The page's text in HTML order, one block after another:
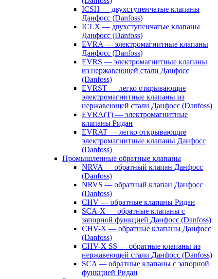
ICSH — двухступенчатые клапаны
Данфосс (Danfoss)
ICLX — двухступенчатые клапаны
Данфосс (Danfoss)
EVRA — электромагнитные клапаны
Данфосс (Danfoss)
EVRS — электромагнитные клапаны
из нержавеющей стали Данфосс
(Danfoss)
EVRST — легко открывающие
электромагнитные клапаны из
нержавеющей стали Данфосс (Danfoss)
EVRA(T) — электромагнитные
клапаны Ридан
EVRAT — легко открывающие
электромагнитные клапаны Данфосс
(Danfoss)
Промышленные обратные клапаны
NRVA — обратный клапан Данфосс
(Danfoss)
NRVS — обратный клапан Данфосс
(Danfoss)
CHV — обратные клапаны Ридан
SCA-X — обратные клапаны с
запорной функцией Данфосс (Danfoss)
CHV-X — обратные клапаны Данфосс
(Danfoss)
CHV-X SS — обратные клапаны из
нержавеющей стали Данфосс (Danfoss)
SCA — обратные клапаны с запорной
функцией Ридан